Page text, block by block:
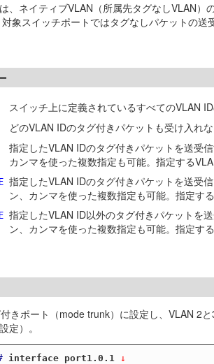
、ネイティブVLAN（所属先タグなしVLAN
象スイッチポートではタグなしパケットの送
スイッチ上に定義されているすべてのVLAN
どのVLAN IDのタグ付きパケットも受け入れ
指定したVLAN IDのタグ付きパケットを送受
カンマを使った複数指定も可能。指定する
指定したVLAN IDのタグ付きパケットを送受
ン、カンマを使った複数指定も可能。指定す
指定したVLAN ID以外のタグ付きパケットを
ン、カンマを使った複数指定も可能。指定す
きポート（mode trunk）に設定し、VLAN 2
定）。
interface port1.0.1
↓